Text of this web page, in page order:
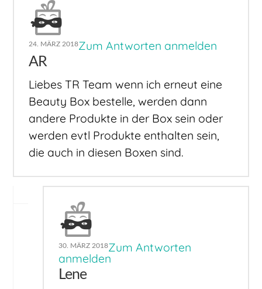
24. MÄRZ 2018Zum Antworten anmelden
AR
Liebes TR Team wenn ich erneut eine
Beauty Box bestelle, werden dann
andere Produkte in der Box sein oder
werden evtl Produkte enthalten sein,
die auch in diesen Boxen sind.
30. MÄRZ 2018Zum Antworten
anmelden
Lene